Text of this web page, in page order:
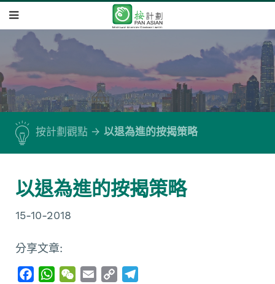
按計劃觀點 以退為進的按揭策略
以退為進的按揭策略
15-10-2018
分享文章:
W
W